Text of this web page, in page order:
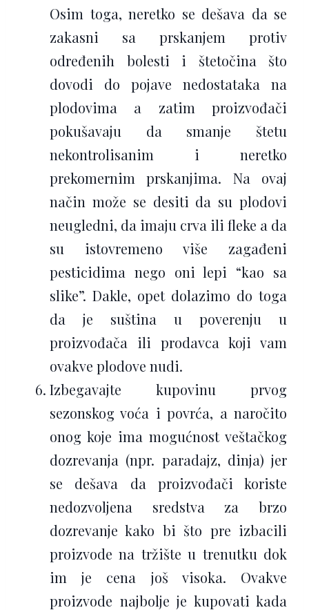
Osim toga, neretko se dešava da se
zakasni sa prskanjem protiv
određenih bolesti i štetočina što
dovodi do pojave nedostataka na
plodovima a zatim proizvođači
pokušavaju da smanje štetu
nekontrolisanim i neretko
prekomernim prskanjima. Na ovaj
način može se desiti da su plodovi
neugledni, da imaju crva ili fleke a da
su istovremeno više zagađeni
pesticidima nego oni lepi “kao sa
slike”. Dakle, opet dolazimo do toga
da je suština u poverenju u
proizvođača ili prodavca koji vam
ovakve plodove nudi.
Izbegavajte kupovinu prvog
sezonskog voća i povrća, a naročito
onog koje ima mogućnost veštačkog
dozrevanja (npr. paradajz, dinja) jer
se dešava da proizvođači koriste
nedozvoljena sredstva za brzo
dozrevanje kako bi što pre izbacili
proizvode na tržište u trenutku dok
im je cena još visoka. Ovakve
proizvode najbolje je kupovati kada